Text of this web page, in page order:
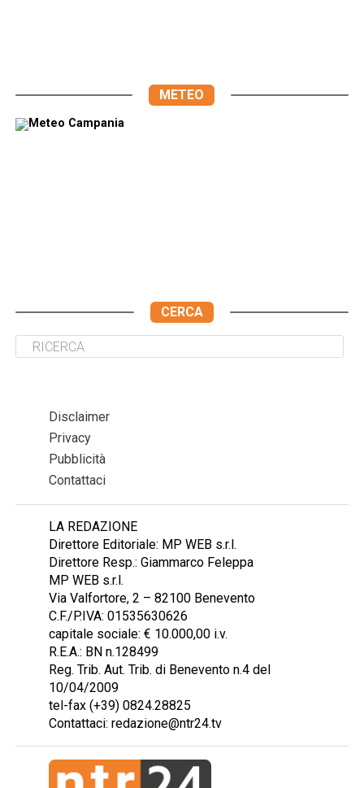
METEO
CERCA
Disclaimer
Privacy
Pubblicità
Contattaci
LA REDAZIONE
Direttore Editoriale: MP WEB s.r.l.
Direttore Resp.: Giammarco Feleppa
MP WEB s.r.l.
Via Valfortore, 2 – 82100 Benevento
C.F./P.IVA: 01535630626
capitale sociale: € 10.000,00 i.v.
R.E.A.: BN n.128499
Reg. Trib. Aut. Trib. di Benevento n.4 del
10/04/2009
tel-fax (+39) 0824.28825
Contattaci: redazione@ntr24.tv